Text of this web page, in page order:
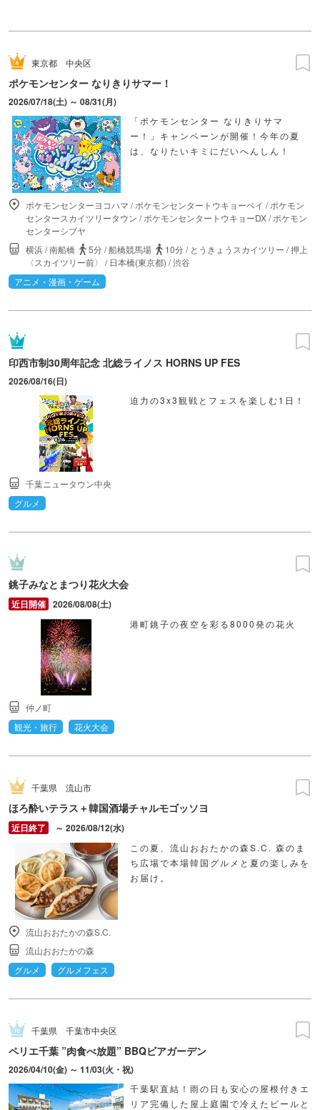
東京都 中央区
ポケモンセンター なりきりサマー！
2026/07/18(土) ～ 08/31(月)
「ポケモンセンター なりきりサマ
ー！」キャンペーンが開催！今年の夏
は、なりたいキミにだいへんしん！
ポケモンセンターヨコハマ /ポケモンセンタートウキョーベイ /ポケモン
センタースカイツリータウン /ポケモンセンタートウキョーDX/ポケモン
センターシブヤ
横浜/南船橋 5分/船橋競馬場 10分/ とうきょうスカイツリー /押上
〈スカイツリー前〉 / 日本橋(東京都) /渋谷
アニメ・漫画・ゲーム
印西市制30周年記念 北総ライノス HORNS UP FES
2026/08/16(日)
迫力の3x3観戦とフェスを楽しむ1日！
千葉ニュータウン中央
グルメ
銚子みなとまつり花火大会
2026/08/08(土)
港町銚子の夜空を彩る8000発の花火
仲ノ町
観光・旅行
花火大会
千葉県 流山市
ほろ酔いテラス＋韓国酒場チャルモゴッソヨ
～ 2026/08/12(水)
この夏、流山おおたかの森S.C. 森のま
ち広場で本場韓国グルメと夏の楽しみを
お届け。
流山おおたかの森S.C.
流山おおたかの森
グルメ
グルメフェス
千葉県 千葉市中央区
ペリエ千葉 ”肉食べ放題” BBQビアガーデン
2026/04/10(金) ～ 11/03(火・祝)
千葉駅直結！雨の日も安心の屋根付きエ
リア完備した屋上庭園で冷えたビールと